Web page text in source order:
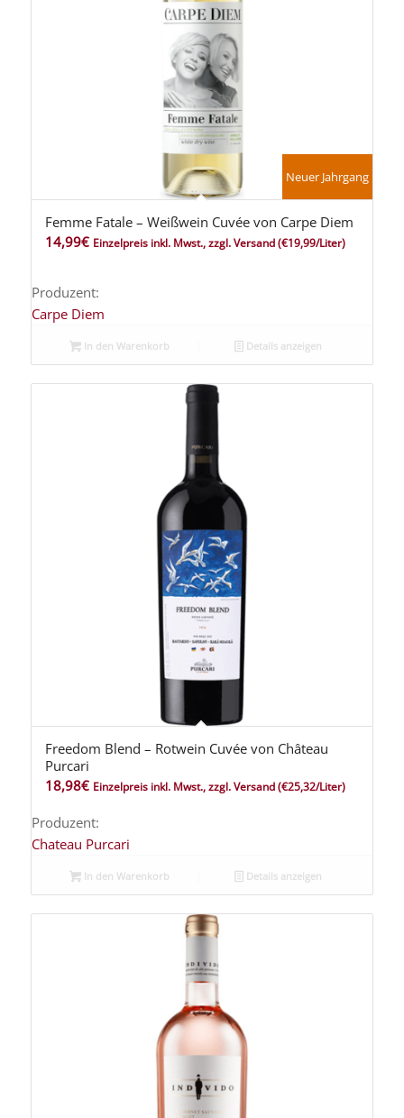
Neuer Jahrgang
5.00
Femme Fatale – Weißwein Cuvée von Carpe Diem
14,99€ Einzelpreis inkl. Mwst., zzgl. Versand(€19,99/Liter)
Produzent:
Carpe Diem
In den Warenkorb Details anzeigen
Freedom Blend – Rotwein Cuvée von Château
Purcari
18,98€ Einzelpreis inkl. Mwst., zzgl. Versand(€25,32/Liter)
Produzent:
Chateau Purcari
In den Warenkorb Details anzeigen